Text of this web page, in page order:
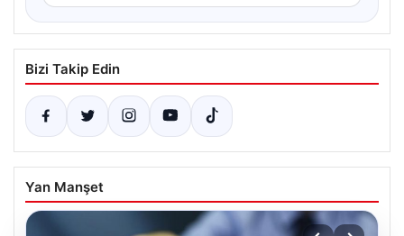
Bizi Takip Edin
Yan Manşet